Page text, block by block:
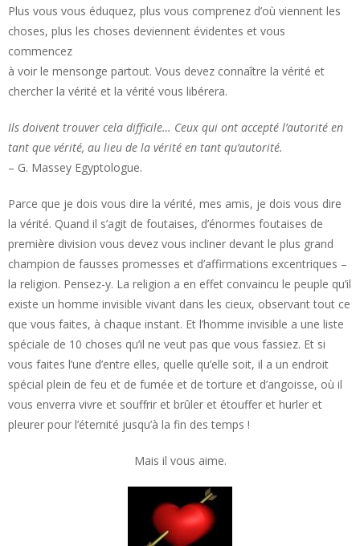
Plus vous vous éduquez, plus vous comprenez d’où viennent les
choses, plus les choses deviennent évidentes et vous
commencez
à voir le mensonge partout. Vous devez connaître la vérité et
chercher la vérité et la vérité vous libérera.
Ils doivent trouver cela difficile… Ceux qui ont accepté l’autorité en
tant que vérité, au lieu de la vérité en tant qu’autorité.
– G. Massey Egyptologue.
Parce que je dois vous dire la vérité, mes amis, je dois vous dire
la vérité. Quand il s’agit de foutaises, d’énormes foutaises de
première division vous devez vous incliner devant le plus grand
champion de fausses promesses et d’affirmations excentriques –
la religion. Pensez-y. La religion a en effet convaincu le peuple qu’il
existe un homme invisible vivant dans les cieux, observant tout ce
que vous faites, à chaque instant. Et l’homme invisible a une liste
spéciale de 10 choses qu’il ne veut pas que vous fassiez. Et si
vous faites l’une d’entre elles, quelle qu’elle soit, il a un endroit
spécial plein de feu et de fumée et de torture et d’angoisse, où il
vous enverra vivre et souffrir et brûler et étouffer et hurler et
pleurer pour l’éternité jusqu’à la fin des temps !
Mais il vous aime.